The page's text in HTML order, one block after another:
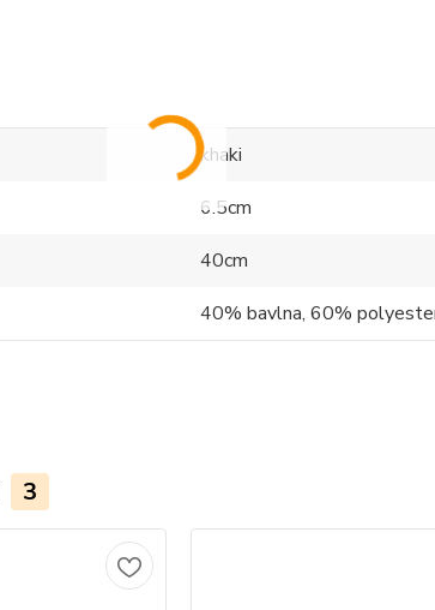
khaki
6.5cm
40cm
40% bavlna, 60%
3